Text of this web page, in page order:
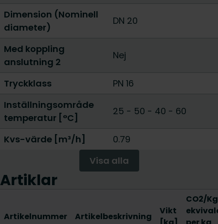
Dimension (Nominell
diameter)
DN 20
Med koppling
anslutning 2
Nej
Tryckklass
PN 16
Inställningsområde
temperatur [°C]
25 - 50 - 40 - 60
Kvs-värde [m³/h]
0.79
Visa alla
Artiklar
Artikelnummer Artikelbeskrivning
Vikt
CO2/Kg